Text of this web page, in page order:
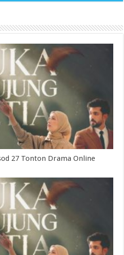
27 Tonton Drama Online